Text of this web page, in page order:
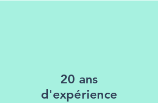
20 ans
d'expérience